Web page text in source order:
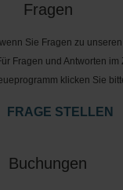
Fragen
Sie Fragen zu
Fragen und Antworten im
klicken Sie
FRAGE STELLEN
Buchungen